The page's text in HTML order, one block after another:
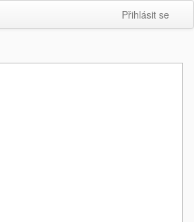
Přihlásit se